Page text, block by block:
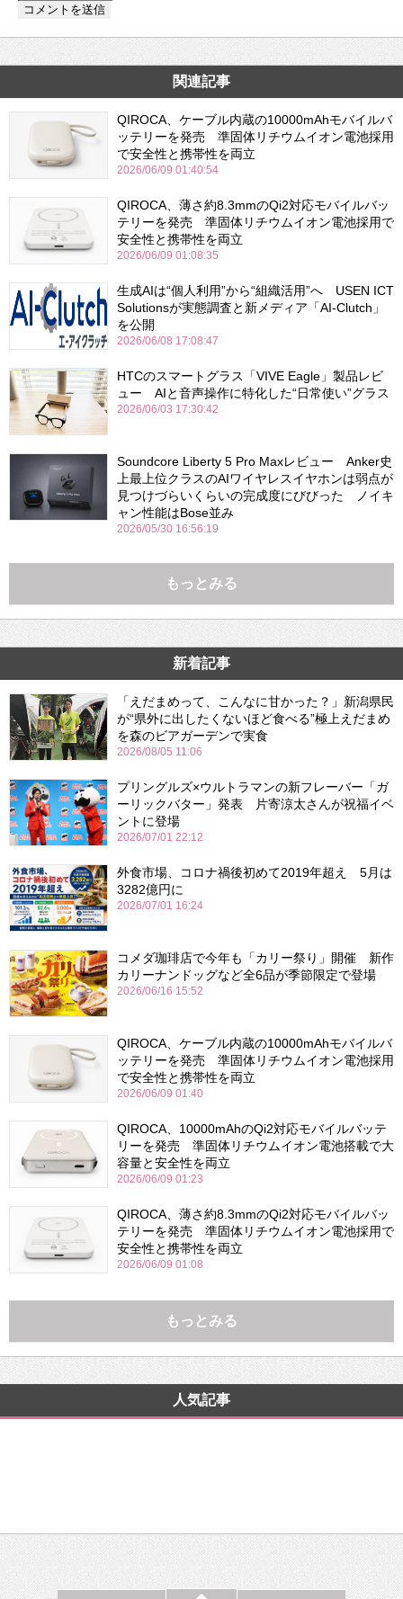
関連記事
QIROCA、ケーブル内蔵の10000mAhモバイルバ
ッテリーを発売 準固体リチウムイオン電池採用
で安全性と携帯性を両立
2026/06/09 01:40:54
QIROCA、薄さ約8.3mmのQi2対応モバイルバッ
テリーを発売 準固体リチウムイオン電池採用で
安全性と携帯性を両立
2026/06/09 01:08:35
生成AIは“個人利用”から“組織活用”へ USEN ICT
Solutionsが実態調査と新メディア「AI-Clutch」
を公開
2026/06/08 17:08:47
HTCのスマートグラス「VIVE Eagle」製品レビ
ュー AIと音声操作に特化した“日常使い”グラス
2026/06/03 17:30:42
Soundcore Liberty 5 Pro Maxレビュー Anker史
上最上位クラスのAIワイヤレスイヤホンは弱点が
見つけづらいくらいの完成度にびびった ノイキ
ャン性能はBose並み
2026/05/30 16:56:19
もっとみる
新着記事
「えだまめって、こんなに甘かった？」新潟県民
が“県外に出したくないほど食べる”極上えだまめ
を森のビアガーデンで実食
2026/08/05 11:06
プリングルズ×ウルトラマンの新フレーバー「ガ
ーリックバター」発表 片寄涼太さんが祝福イベ
ントに登場
2026/07/01 22:12
外食市場、コロナ禍後初めて2019年超え 5月は
3282億円に
2026/07/01 16:24
コメダ珈琲店で今年も「カリー祭り」開催 新作
カリーナンドッグなど全6品が季節限定で登場
2026/06/16 15:52
QIROCA、ケーブル内蔵の10000mAhモバイルバ
ッテリーを発売 準固体リチウムイオン電池採用
で安全性と携帯性を両立
2026/06/09 01:40
QIROCA、10000mAhのQi2対応モバイルバッテ
リーを発売 準固体リチウムイオン電池搭載で大
容量と安全性を両立
2026/06/09 01:23
QIROCA、薄さ約8.3mmのQi2対応モバイルバッ
テリーを発売 準固体リチウムイオン電池採用で
安全性と携帯性を両立
2026/06/09 01:08
もっとみる
人気記事